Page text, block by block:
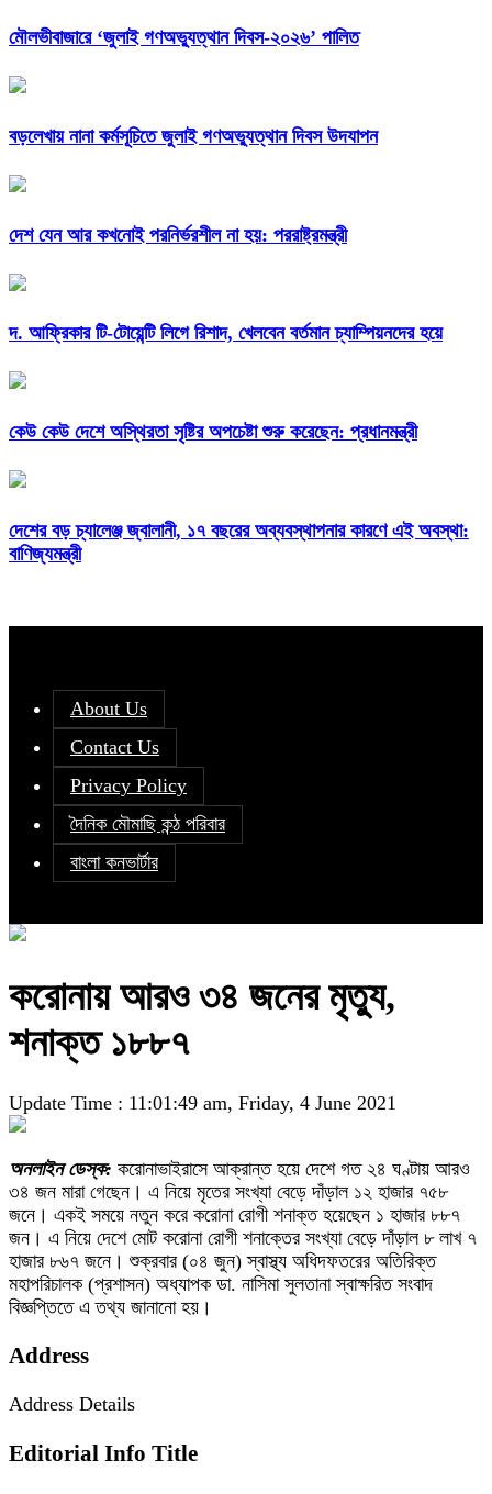
মৌলভীবাজারে ‘জুলাই গণঅভ্যুত্থান দিবস-২০২৬’ পালিত
বড়লেখায় নানা কর্মসূচিতে জুলাই গণঅভ্যুত্থান দিবস উদযাপন
দেশ যেন আর কখনোই পরনির্ভরশীল না হয়: পররাষ্ট্রমন্ত্রী
দ. আফ্রিকার টি-টোয়েন্টি লিগে রিশাদ, খেলবেন বর্তমান চ্যাম্পিয়নদের হয়ে
কেউ কেউ দেশে অস্থিরতা সৃষ্টির অপচেষ্টা শুরু করেছেন: প্রধানমন্ত্রী
দেশের বড় চ্যালেঞ্জ জ্বালানী, ১৭ বছরের অব্যবস্থাপনার কারণে এই অবস্থা:
বাণিজ্যমন্ত্রী
About Us
Contact Us
Privacy Policy
দৈনিক মৌমাছি কন্ঠ পরিবার
বাংলা কনভার্টার
করোনায় আরও ৩৪ জনের মৃত্যু,
শনাক্ত ১৮৮৭
Update Time : 11:01:49 am, Friday, 4 June 2021
অনলাইন ডেস্ক: করোনাভাইরাসে আক্রান্ত হয়ে দেশে গত ২৪ ঘণ্টায় আরও
৩৪ জন মারা গেছেন। এ নিয়ে মৃতের সংখ্যা বেড়ে দাঁড়াল ১২ হাজার ৭৫৮
জনে। একই সময়ে নতুন করে করোনা রোগী শনাক্ত হয়েছেন ১ হাজার ৮৮৭
জন। এ নিয়ে দেশে মোট করোনা রোগী শনাক্তের সংখ্যা বেড়ে দাঁড়াল ৮ লাখ ৭
হাজার ৮৬৭ জনে। শুক্রবার (০৪ জুন) স্বাস্থ্য অধিদফতরের অতিরিক্ত
মহাপরিচালক (প্রশাসন) অধ্যাপক ডা. নাসিমা সুলতানা স্বাক্ষরিত সংবাদ
বিজ্ঞপ্তিতে এ তথ্য জানানো হয়।
Address
Address Details
Editorial Info Title